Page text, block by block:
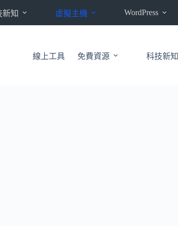
新知 虛擬主機 WordPress
線上工具 免費資源 科技新知